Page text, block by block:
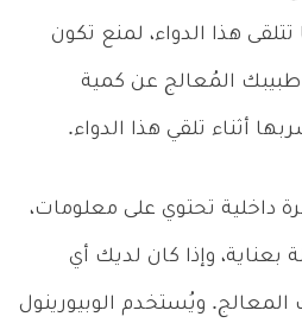
هذا الدواء، لمنع تكون
المُعالج عن كمية
أثناء تلقي هذا الدواء.
داخلية تحتوي على معلومات،
بعناية، وإذا كان لديك أي
ويُستخدم الوبيورينول